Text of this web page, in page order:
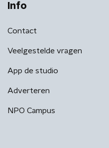
Info
Contact
Veelgestelde vragen
App de studio
Adverteren
NPO Campus